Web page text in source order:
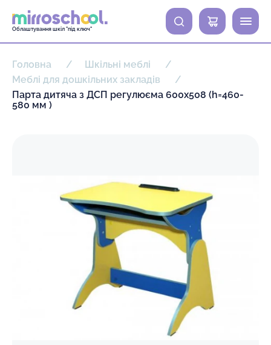
Облаштування шкіл "під ключ"
0
Головна
Шкільні меблі
Меблі для дошкільних закладів
Парта дитяча з ДСП регулюєма 600х508 (h=460-
580 мм )